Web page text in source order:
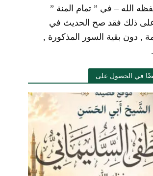
حفظه الله – في ” تمام المنة ”
وعلى ذلك فقد صح الحديث في
, دون بقية السور المذكورة ,
في الحصول على